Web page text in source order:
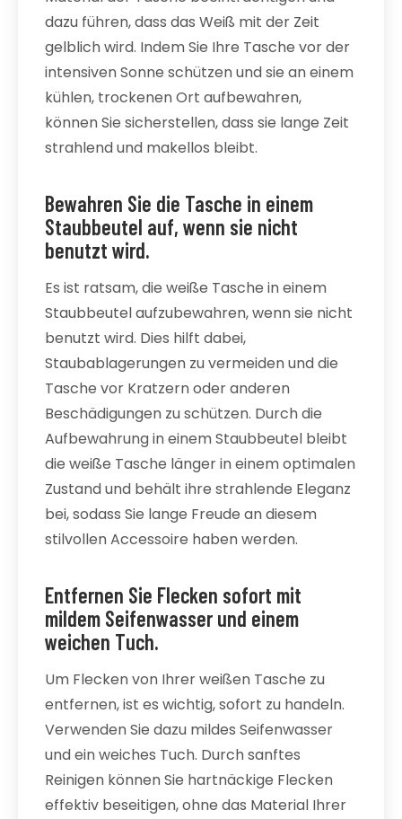
dazu führen, dass das Weiß mit der Zeit
gelblich wird. Indem Sie Ihre Tasche vor der
intensiven Sonne schützen und sie an einem
kühlen, trockenen Ort aufbewahren,
können Sie sicherstellen, dass sie lange Zeit
strahlend und makellos bleibt.
Bewahren Sie die Tasche in einem
Staubbeutel auf, wenn sie nicht
benutzt wird.
Es ist ratsam, die weiße Tasche in einem
Staubbeutel aufzubewahren, wenn sie nicht
benutzt wird. Dies hilft dabei,
Staubablagerungen zu vermeiden und die
Tasche vor Kratzern oder anderen
Beschädigungen zu schützen. Durch die
Aufbewahrung in einem Staubbeutel bleibt
die weiße Tasche länger in einem optimalen
Zustand und behält ihre strahlende Eleganz
bei, sodass Sie lange Freude an diesem
stilvollen Accessoire haben werden.
Entfernen Sie Flecken sofort mit
mildem Seifenwasser und einem
weichen Tuch.
Um Flecken von Ihrer weißen Tasche zu
entfernen, ist es wichtig, sofort zu handeln.
Verwenden Sie dazu mildes Seifenwasser
und ein weiches Tuch. Durch sanftes
Reinigen können Sie hartnäckige Flecken
effektiv beseitigen, ohne das Material Ihrer